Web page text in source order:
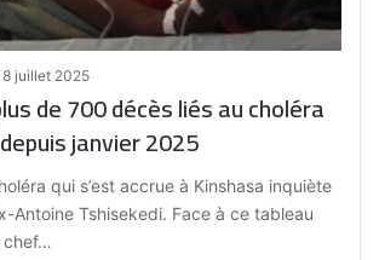
8 juillet 2025
de 700 décès liés au choléra
janvier 2025
qui s’est accrue à Kinshasa inquiète
Antoine Tshisekedi. Face à ce tableau
chef…